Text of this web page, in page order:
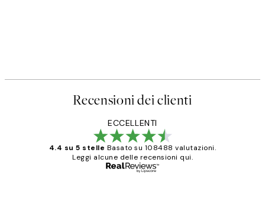
Recensioni dei clienti
ECCELLENTI
4.4 su 5 stelle Basato su 108488 valutazioni.
Leggi alcune delle recensioni qui.